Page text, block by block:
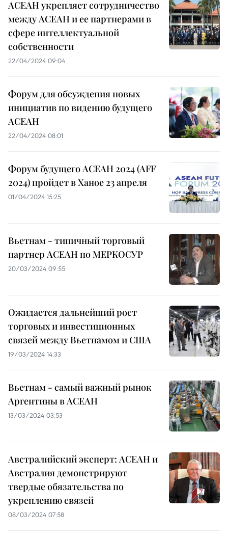
АСЕАН укрепляет сотрудничество
между АСЕАН и ее партнерами в
сфере интеллектуальной
собственности
22/04/2024 09:04
Форум для обсуждения новых
инициатив по видению будущего
АСЕАН
22/04/2024 08:01
Форум будущего АСЕАН 2024 (AFF
2024) пройдет в Ханое 23 апреля
01/04/2024 15:25
Вьетнам - типичный торговый
партнер АСЕАН по МЕРКОСУР
20/03/2024 09:55
Ожидается дальнейший рост
торговых и инвестиционных
связей между Вьетнамом и США
19/03/2024 14:33
Вьетнам - самый важный рынок
Аргентины в АСЕАН
13/03/2024 03:53
Австралийский эксперт: АСЕАН и
Австралия демонстрируют
твердые обязательства по
укреплению связей
08/03/2024 07:58